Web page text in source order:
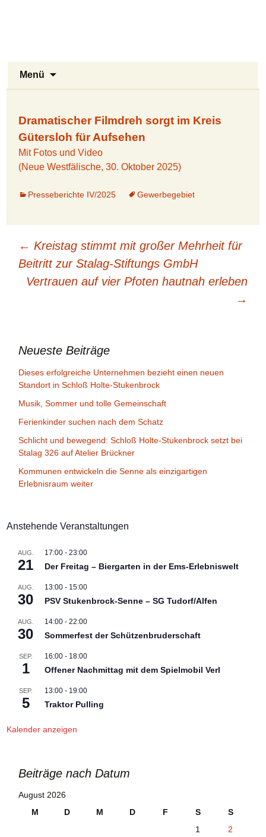
Menü
Dramatischer Filmdreh sorgt im Kreis
Gütersloh für Aufsehen
Mit Fotos und Video
(Neue Westfälische, 30. Oktober 2025)
Presseberichte IV/2025 Gewerbegebiet
Beitragsnavigation
← Kreistag stimmt mit großer Mehrheit für
Beitritt zur Stalag-Stiftungs GmbH
Vertrauen auf vier Pfoten hautnah erleben
→
Neueste Beiträge
Dieses erfolgreiche Unternehmen bezieht einen neuen
Standort in Schloß Holte-Stukenbrock
Musik, Sommer und tolle Gemeinschaft
Ferienkinder suchen nach dem Schatz
Schlicht und bewegend: Schloß Holte-Stukenbrock setzt bei
Stalag 326 auf Atelier Brückner
Kommunen entwickeln die Senne als einzigartigen
Erlebnisraum weiter
Anstehende Veranstaltungen
AUG.
21
17:00 -23:00
Der Freitag – Biergarten in der Ems-Erlebniswelt
AUG.
30
13:00 - 15:00
PSV Stukenbrock-Senne – SG Tudorf/Alfen
AUG.
30
14:00 -22:00
Sommerfest der Schützenbruderschaft
SEP.
1
16:00 - 18:00
Offener Nachmittag mit dem Spielmobil Verl
SEP.
5
13:00 - 19:00
Traktor Pulling
Kalender anzeigen
Beiträge nach Datum
August 2026
M
D M D F S
S
1
2